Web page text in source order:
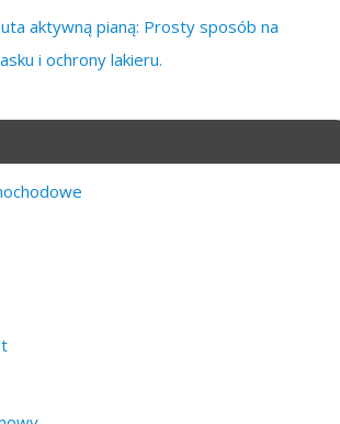
aktywną pianą: Prosty sposób na
i ochrony lakieru.